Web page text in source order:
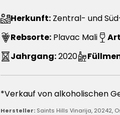
Herkunft:Zentral- und
Rebsorte:Plavac Mali
Jahrgang:2020
*Verkauf von alkoholischen
Hersteller:Saints Hills Vinarija, 20242,